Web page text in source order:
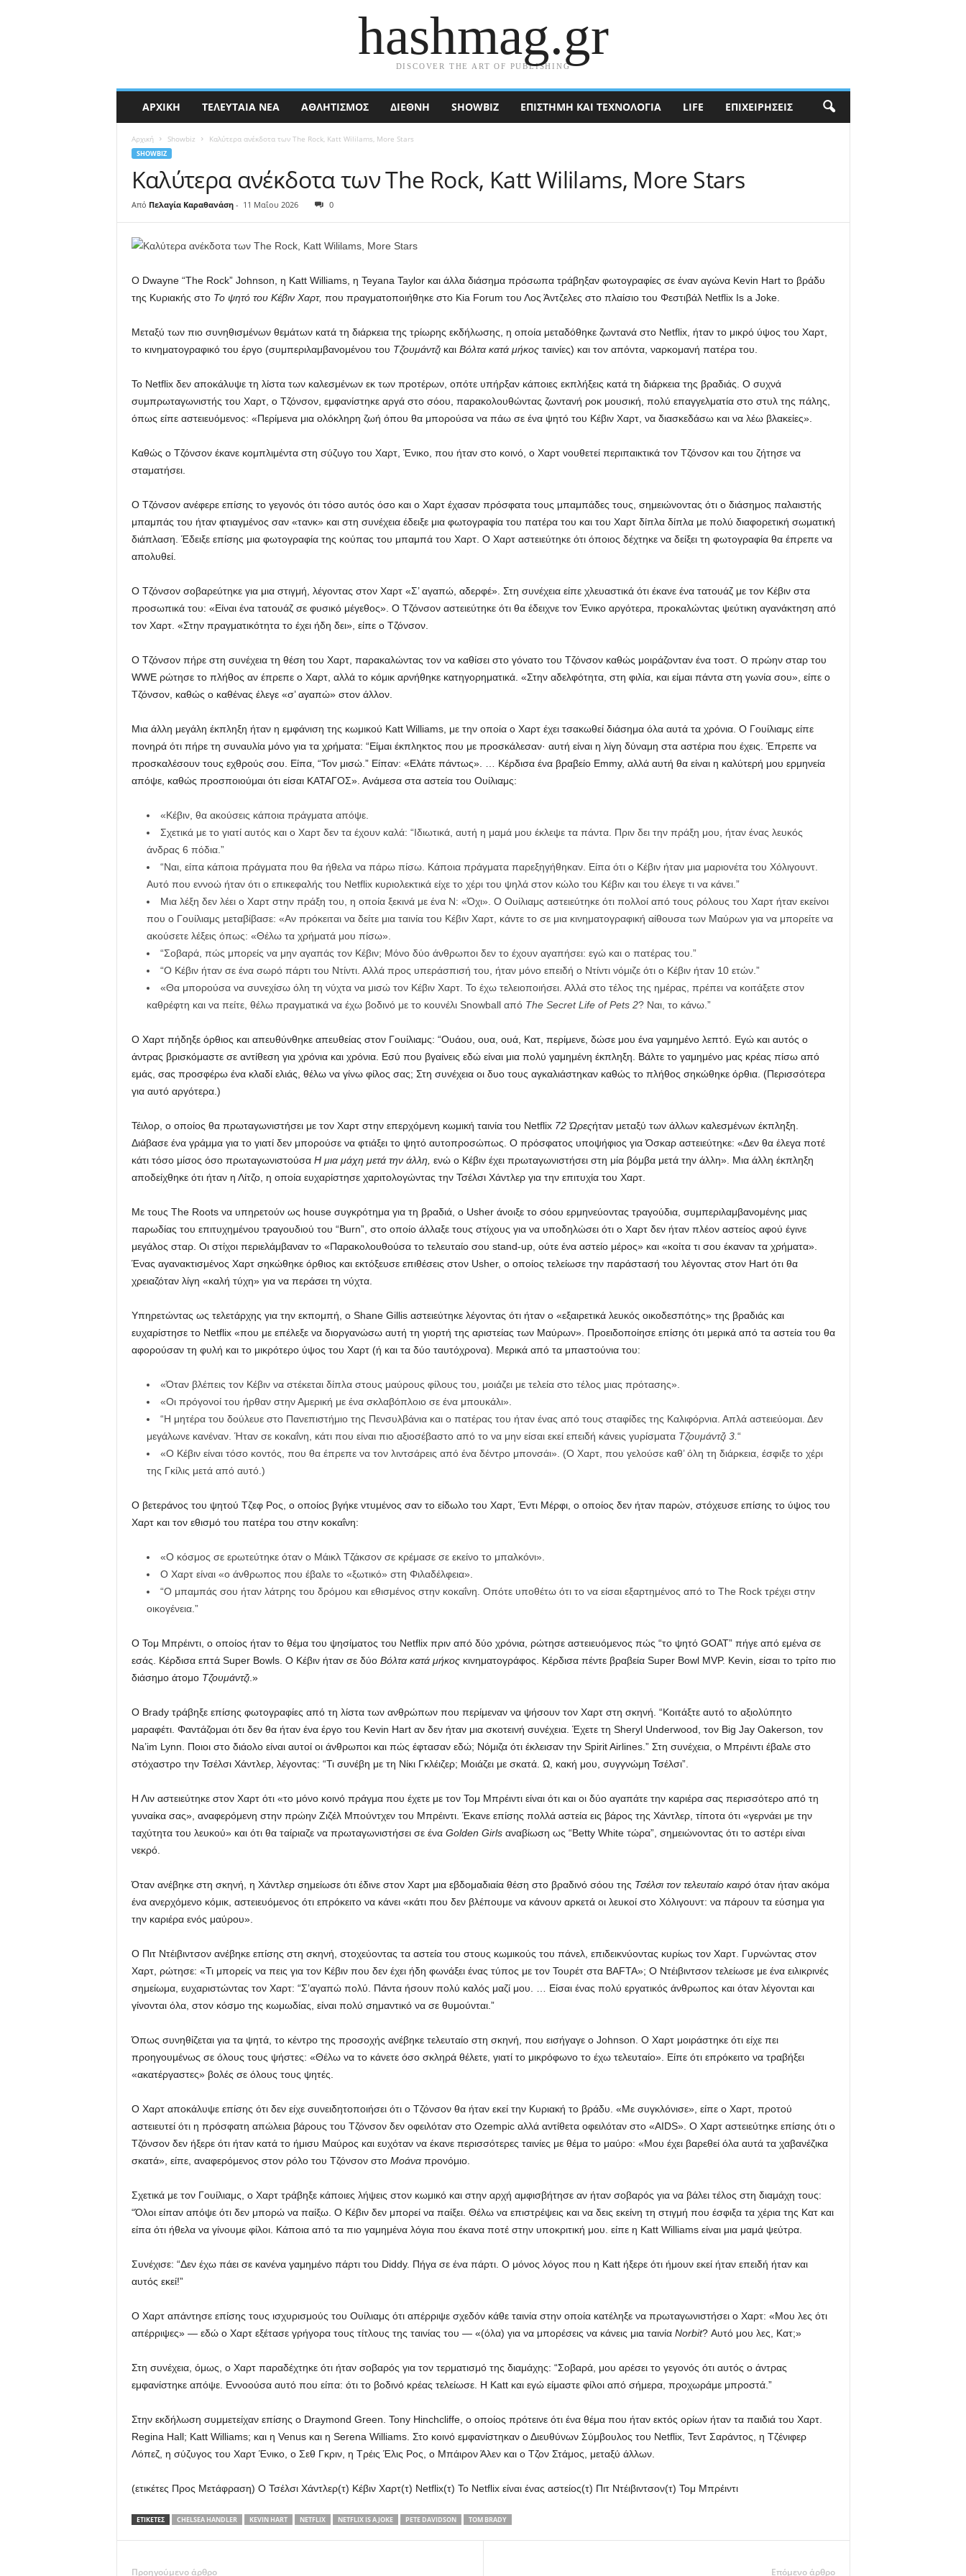
hashmag.gr
DISCOVER THE ART OF PUBLISHING
ΑΡΧΙΚΉ ΤΕΛΕΥΤΑΊΑ ΝΈΑ ΑΘΛΗΤΙΣΜΟΣ ΔΙΕΘΝΉ SHOWBIZ ΕΠΙΣΤΉΜΗ ΚΑΙ ΤΕΧΝΟΛΟΓΊΑ LIFE ΕΠΙΧΕΙΡΉΣΕΙΣ
Αρχική Showbiz Καλύτερα ανέκδοτα των The Rock, Katt Wililams, More Stars
SHOWBIZ
Καλύτερα ανέκδοτα των The Rock, Katt Wililams, More Stars
Από Πελαγία Καραθανάση - 11 Μαΐου 2026 0
Ο Dwayne “The Rock” Johnson, η Katt Williams, η Teyana Taylor και άλλα διάσημα πρόσωπα τράβηξαν φωτογραφίες σε έναν αγώνα Kevin Hart το βράδυ
της Κυριακής στο Το ψητό του Κέβιν Χαρτ, που πραγματοποιήθηκε στο Kia Forum του Λος Άντζελες στο πλαίσιο του Φεστιβάλ Netflix Is a Joke.
Μεταξύ των πιο συνηθισμένων θεμάτων κατά τη διάρκεια της τρίωρης εκδήλωσης, η οποία μεταδόθηκε ζωντανά στο Netflix, ήταν το μικρό ύψος του Χαρτ,
το κινηματογραφικό του έργο (συμπεριλαμβανομένου του Τζουμάντζικαι Βόλτα κατά μήκοςταινίες) και τον απόντα, ναρκομανή πατέρα του.
Το Netflix δεν αποκάλυψε τη λίστα των καλεσμένων εκ των προτέρων, οπότε υπήρξαν κάποιες εκπλήξεις κατά τη διάρκεια της βραδιάς. Ο συχνά
συμπρωταγωνιστής του Χαρτ, ο Τζόνσον, εμφανίστηκε αργά στο σόου, παρακολουθώντας ζωντανή ροκ μουσική, πολύ επαγγελματία στο στυλ της πάλης,
όπως είπε αστειευόμενος: «Περίμενα μια ολόκληρη ζωή όπου θα μπορούσα να πάω σε ένα ψητό του Κέβιν Χαρτ, να διασκεδάσω και να λέω βλακείες».
Καθώς ο Τζόνσον έκανε κομπλιμέντα στη σύζυγο του Χαρτ, Ένικο, που ήταν στο κοινό, ο Χαρτ νουθετεί περιπαικτικά τον Τζόνσον και του ζήτησε να
σταματήσει.
Ο Τζόνσον ανέφερε επίσης το γεγονός ότι τόσο αυτός όσο και ο Χαρτ έχασαν πρόσφατα τους μπαμπάδες τους, σημειώνοντας ότι ο διάσημος παλαιστής
μπαμπάς του ήταν φτιαγμένος σαν «τανκ» και στη συνέχεια έδειξε μια φωτογραφία του πατέρα του και του Χαρτ δίπλα δίπλα με πολύ διαφορετική σωματική
διάπλαση. Έδειξε επίσης μια φωτογραφία της κούπας του μπαμπά του Χαρτ. Ο Χαρτ αστειεύτηκε ότι όποιος δέχτηκε να δείξει τη φωτογραφία θα έπρεπε να
απολυθεί.
Ο Τζόνσον σοβαρεύτηκε για μια στιγμή, λέγοντας στον Χαρτ «Σ’ αγαπώ, αδερφέ». Στη συνέχεια είπε χλευαστικά ότι έκανε ένα τατουάζ με τον Κέβιν στα
προσωπικά του: «Είναι ένα τατουάζ σε φυσικό μέγεθος». Ο Τζόνσον αστειεύτηκε ότι θα έδειχνε τον Ένικο αργότερα, προκαλώντας ψεύτικη αγανάκτηση από
τον Χαρτ. «Στην πραγματικότητα το έχει ήδη δει», είπε ο Τζόνσον.
Ο Τζόνσον πήρε στη συνέχεια τη θέση του Χαρτ, παρακαλώντας τον να καθίσει στο γόνατο του Τζόνσον καθώς μοιράζονταν ένα τοστ. Ο πρώην σταρ του
WWE ρώτησε το πλήθος αν έπρεπε ο Χαρτ, αλλά το κόμικ αρνήθηκε κατηγορηματικά. «Στην αδελφότητα, στη φιλία, και είμαι πάντα στη γωνία σου», είπε ο
Τζόνσον, καθώς ο καθένας έλεγε «σ’ αγαπώ» στον άλλον.
Μια άλλη μεγάλη έκπληξη ήταν η εμφάνιση της κωμικού Katt Williams, με την οποία ο Χαρτ έχει τσακωθεί διάσημα όλα αυτά τα χρόνια. Ο Γουίλιαμς είπε
πονηρά ότι πήρε τη συναυλία μόνο για τα χρήματα: “Είμαι έκπληκτος που με προσκάλεσαν· αυτή είναι η λίγη δύναμη στα αστέρια που έχεις. Έπρεπε να
προσκαλέσουν τους εχθρούς σου. Είπα, “Τον μισώ.” Είπαν: «Ελάτε πάντως». … Κέρδισα ένα βραβείο Emmy, αλλά αυτή θα είναι η καλύτερή μου ερμηνεία
απόψε, καθώς προσποιούμαι ότι είσαι ΚΑΤΑΓΟΣ». Ανάμεσα στα αστεία του Ουίλιαμς:
«Κέβιν, θα ακούσεις κάποια πράγματα απόψε.
Σχετικά με το γιατί αυτός και ο Χαρτ δεν τα έχουν καλά: “Ιδιωτικά, αυτή η μαμά μου έκλεψε τα πάντα. Πριν δει την πράξη μου, ήταν ένας λευκός
άνδρας 6 πόδια.”
“Ναι, είπα κάποια πράγματα που θα ήθελα να πάρω πίσω. Κάποια πράγματα παρεξηγήθηκαν. Είπα ότι ο Κέβιν ήταν μια μαριονέτα του Χόλιγουντ.
Αυτό που εννοώ ήταν ότι ο επικεφαλής του Netflix κυριολεκτικά είχε το χέρι του ψηλά στον κώλο του Κέβιν και του έλεγε τι να κάνει.”
Μια λέξη δεν λέει ο Χαρτ στην πράξη του, η οποία ξεκινά με ένα Ν: «Όχι». Ο Ουίλιαμς αστειεύτηκε ότι πολλοί από τους ρόλους του Χαρτ ήταν εκείνοι
που ο Γουίλιαμς μεταβίβασε: «Αν πρόκειται να δείτε μια ταινία του Κέβιν Χαρτ, κάντε το σε μια κινηματογραφική αίθουσα των Μαύρων για να μπορείτε να
ακούσετε λέξεις όπως: «Θέλω τα χρήματά μου πίσω».
“Σοβαρά, πώς μπορείς να μην αγαπάς τον Κέβιν; Μόνο δύο άνθρωποι δεν το έχουν αγαπήσει: εγώ και ο πατέρας του.”
“Ο Κέβιν ήταν σε ένα σωρό πάρτι του Ντίντι. Αλλά προς υπεράσπισή του, ήταν μόνο επειδή ο Ντίντι νόμιζε ότι ο Κέβιν ήταν 10 ετών.”
«Θα μπορούσα να συνεχίσω όλη τη νύχτα να μισώ τον Κέβιν Χαρτ. Το έχω τελειοποιήσει. Αλλά στο τέλος της ημέρας, πρέπει να κοιτάξετε στον
καθρέφτη και να πείτε, θέλω πραγματικά να έχω βοδινό με το κουνέλι Snowball από The Secret Life of Pets 2? Ναι, το κάνω.”
Ο Χαρτ πήδηξε όρθιος και απευθύνθηκε απευθείας στον Γουίλιαμς: “Ουάου, ουα, ουά, Κατ, περίμενε, δώσε μου ένα γαμημένο λεπτό. Εγώ και αυτός ο
άντρας βρισκόμαστε σε αντίθεση για χρόνια και χρόνια. Εσύ που βγαίνεις εδώ είναι μια πολύ γαμημένη έκπληξη. Βάλτε το γαμημένο μας κρέας πίσω από
εμάς, σας προσφέρω ένα κλαδί ελιάς, θέλω να γίνω φίλος σας; Στη συνέχεια οι δυο τους αγκαλιάστηκαν καθώς το πλήθος σηκώθηκε όρθια. (Περισσότερα
για αυτό αργότερα.)
Τέιλορ, ο οποίος θα πρωταγωνιστήσει με τον Χαρτ στην επερχόμενη κωμική ταινία του Netflix 72 Ώρεςήταν μεταξύ των άλλων καλεσμένων έκπληξη.
Διάβασε ένα γράμμα για το γιατί δεν μπορούσε να φτιάξει το ψητό αυτοπροσώπως. Ο πρόσφατος υποψήφιος για Όσκαρ αστειεύτηκε: «Δεν θα έλεγα ποτέ
κάτι τόσο μίσος όσο πρωταγωνιστούσα Η μια μάχη μετά την άλλη, ενώ ο Κέβιν έχει πρωταγωνιστήσει στη μία βόμβα μετά την άλλη». Μια άλλη έκπληξη
αποδείχθηκε ότι ήταν η Λίτζο, η οποία ευχαρίστησε χαριτολογώντας την Τσέλσι Χάντλερ για την επιτυχία του Χαρτ.
Με τους The Roots να υπηρετούν ως house συγκρότημα για τη βραδιά, ο Usher άνοιξε το σόου ερμηνεύοντας τραγούδια, συμπεριλαμβανομένης μιας
παρωδίας του επιτυχημένου τραγουδιού του “Burn”, στο οποίο άλλαξε τους στίχους για να υποδηλώσει ότι ο Χαρτ δεν ήταν πλέον αστείος αφού έγινε
μεγάλος σταρ. Οι στίχοι περιελάμβαναν το «Παρακολουθούσα το τελευταίο σου stand-up, ούτε ένα αστείο μέρος» και «κοίτα τι σου έκαναν τα χρήματα».
Ένας αγανακτισμένος Χαρτ σηκώθηκε όρθιος και εκτόξευσε επιθέσεις στον Usher, ο οποίος τελείωσε την παράστασή του λέγοντας στον Hart ότι θα
χρειαζόταν λίγη «καλή τύχη» για να περάσει τη νύχτα.
Υπηρετώντας ως τελετάρχης για την εκπομπή, ο Shane Gillis αστειεύτηκε λέγοντας ότι ήταν ο «εξαιρετικά λευκός οικοδεσπότης» της βραδιάς και
ευχαρίστησε το Netflix «που με επέλεξε να διοργανώσω αυτή τη γιορτή της αριστείας των Μαύρων». Προειδοποίησε επίσης ότι μερικά από τα αστεία του θα
αφορούσαν τη φυλή και το μικρότερο ύψος του Χαρτ (ή και τα δύο ταυτόχρονα). Μερικά από τα μπαστούνια του:
«Όταν βλέπεις τον Κέβιν να στέκεται δίπλα στους μαύρους φίλους του, μοιάζει με τελεία στο τέλος μιας πρότασης».
«Οι πρόγονοί του ήρθαν στην Αμερική με ένα σκλαβόπλοιο σε ένα μπουκάλι».
“Η μητέρα του δούλευε στο Πανεπιστήμιο της Πενσυλβάνια και ο πατέρας του ήταν ένας από τους σταφίδες της Καλιφόρνια. Απλά αστειεύομαι. Δεν
μεγάλωνε κανέναν. Ήταν σε κοκαΐνη, κάτι που είναι πιο αξιοσέβαστο από το να μην είσαι εκεί επειδή κάνεις γυρίσματα Τζουμάντζι 3. “
«Ο Κέβιν είναι τόσο κοντός, που θα έπρεπε να τον λιντσάρεις από ένα δέντρο μπονσάι». (Ο Χαρτ, που γελούσε καθ’ όλη τη διάρκεια, έσφιξε το χέρι
της Γκίλις μετά από αυτό.)
Ο βετεράνος του ψητού Τζεφ Ρος, ο οποίος βγήκε ντυμένος σαν το είδωλο του Χαρτ, Έντι Μέρφι, ο οποίος δεν ήταν παρών, στόχευσε επίσης το ύψος του
Χαρτ και τον εθισμό του πατέρα του στην κοκαΐνη:
«Ο κόσμος σε ερωτεύτηκε όταν ο Μάικλ Τζάκσον σε κρέμασε σε εκείνο το μπαλκόνι».
Ο Χαρτ είναι «ο άνθρωπος που έβαλε το «ξωτικό» στη Φιλαδέλφεια».
“Ο μπαμπάς σου ήταν λάτρης του δρόμου και εθισμένος στην κοκαΐνη. Οπότε υποθέτω ότι το να είσαι εξαρτημένος από το The Rock τρέχει στην
οικογένεια.”
Ο Τομ Μπρέιντι, ο οποίος ήταν το θέμα του ψησίματος του Netflix πριν από δύο χρόνια, ρώτησε αστειευόμενος πώς “το ψητό GOAT” πήγε από εμένα σε
εσάς. Κέρδισα επτά Super Bowls. Ο Κέβιν ήταν σε δύο Βόλτα κατά μήκος κινηματογράφος. Κέρδισα πέντε βραβεία Super Bowl MVP. Kevin, είσαι το τρίτο πιο
διάσημο άτομο Τζουμάντζι.»
Ο Brady τράβηξε επίσης φωτογραφίες από τη λίστα των ανθρώπων που περίμεναν να ψήσουν τον Χαρτ στη σκηνή. “Κοιτάξτε αυτό το αξιολύπητο
μαραφέτι. Φαντάζομαι ότι δεν θα ήταν ένα έργο του Kevin Hart αν δεν ήταν μια σκοτεινή συνέχεια. Έχετε τη Sheryl Underwood, τον Big Jay Oakerson, τον
Na’im Lynn. Ποιοι στο διάολο είναι αυτοί οι άνθρωποι και πώς έφτασαν εδώ; Νόμιζα ότι έκλεισαν την Spirit Airlines.” Στη συνέχεια, ο Μπρέιντι έβαλε στο
στόχαστρο την Τσέλσι Χάντλερ, λέγοντας: “Τι συνέβη με τη Νίκι Γκλέιζερ; Μοιάζει με σκατά. Ω, κακή μου, συγγνώμη Τσέλσι”.
Η Λιν αστειεύτηκε στον Χαρτ ότι «το μόνο κοινό πράγμα που έχετε με τον Τομ Μπρέιντι είναι ότι και οι δύο αγαπάτε την καριέρα σας περισσότερο από τη
γυναίκα σας», αναφερόμενη στην πρώην Ζιζέλ Μπούντχεν του Μπρέιντι. Έκανε επίσης πολλά αστεία εις βάρος της Χάντλερ, τίποτα ότι «γερνάει με την
ταχύτητα του λευκού» και ότι θα ταίριαζε να πρωταγωνιστήσει σε ένα Golden Girlsαναβίωση ως “Betty White τώρα”, σημειώνοντας ότι το αστέρι είναι
νεκρό.
Όταν ανέβηκε στη σκηνή, η Χάντλερ σημείωσε ότι έδινε στον Χαρτ μια εβδομαδιαία θέση στο βραδινό σόου της Τσέλσι τον τελευταίο καιρόόταν ήταν ακόμα
ένα ανερχόμενο κόμικ, αστειευόμενος ότι επρόκειτο να κάνει «κάτι που δεν βλέπουμε να κάνουν αρκετά οι λευκοί στο Χόλιγουντ: να πάρουν τα εύσημα για
την καριέρα ενός μαύρου».
Ο Πιτ Ντέιβιντσον ανέβηκε επίσης στη σκηνή, στοχεύοντας τα αστεία του στους κωμικούς του πάνελ, επιδεικνύοντας κυρίως τον Χαρτ. Γυρνώντας στον
Χαρτ, ρώτησε: «Τι μπορείς να πεις για τον Κέβιν που δεν έχει ήδη φωνάξει ένας τύπος με τον Τουρέτ στα BAFTA»; Ο Ντέιβιντσον τελείωσε με ένα ειλικρινές
σημείωμα, ευχαριστώντας τον Χαρτ: “Σ’αγαπώ πολύ. Πάντα ήσουν πολύ καλός μαζί μου. … Είσαι ένας πολύ εργατικός άνθρωπος και όταν λέγονται και
γίνονται όλα, στον κόσμο της κωμωδίας, είναι πολύ σημαντικό να σε θυμούνται.”
Όπως συνηθίζεται για τα ψητά, το κέντρο της προσοχής ανέβηκε τελευταίο στη σκηνή, που εισήγαγε ο Johnson. Ο Χαρτ μοιράστηκε ότι είχε πει
προηγουμένως σε όλους τους ψήστες: «Θέλω να το κάνετε όσο σκληρά θέλετε, γιατί το μικρόφωνο το έχω τελευταίο». Είπε ότι επρόκειτο να τραβήξει
«ακατέργαστες» βολές σε όλους τους ψητές.
Ο Χαρτ αποκάλυψε επίσης ότι δεν είχε συνειδητοποιήσει ότι ο Τζόνσον θα ήταν εκεί την Κυριακή το βράδυ. «Με συγκλόνισε», είπε ο Χαρτ, προτού
αστειευτεί ότι η πρόσφατη απώλεια βάρους του Τζόνσον δεν οφειλόταν στο Ozempic αλλά αντίθετα οφειλόταν στο «AIDS». Ο Χαρτ αστειεύτηκε επίσης ότι ο
Τζόνσον δεν ήξερε ότι ήταν κατά το ήμισυ Μαύρος και ευχόταν να έκανε περισσότερες ταινίες με θέμα το μαύρο: «Μου έχει βαρεθεί όλα αυτά τα χαβανέζικα
σκατά», είπε, αναφερόμενος στον ρόλο του Τζόνσον στο Μοάναπρονόμιο.
Σχετικά με τον Γουίλιαμς, ο Χαρτ τράβηξε κάποιες λήψεις στον κωμικό και στην αρχή αμφισβήτησε αν ήταν σοβαρός για να βάλει τέλος στη διαμάχη τους:
“Όλοι είπαν απόψε ότι δεν μπορώ να παίξω. Ο Κέβιν δεν μπορεί να παίξει. Θέλω να επιστρέψεις και να δεις εκείνη τη στιγμή που έσφιξα τα χέρια της Κατ και
είπα ότι ήθελα να γίνουμε φίλοι. Κάποια από τα πιο γαμημένα λόγια που έκανα ποτέ στην υποκριτική μου. είπε η Katt Williams είναι μια μαμά ψεύτρα.
Συνέχισε: “Δεν έχω πάει σε κανένα γαμημένο πάρτι του Diddy. Πήγα σε ένα πάρτι. Ο μόνος λόγος που η Katt ήξερε ότι ήμουν εκεί ήταν επειδή ήταν και
αυτός εκεί!”
Ο Χαρτ απάντησε επίσης τους ισχυρισμούς του Ουίλιαμς ότι απέρριψε σχεδόν κάθε ταινία στην οποία κατέληξε να πρωταγωνιστήσει ο Χαρτ: «Μου λες ότι
απέρριψες» — εδώ ο Χαρτ εξέτασε γρήγορα τους τίτλους της ταινίας του — «(όλα) για να μπορέσεις να κάνεις μια ταινία Norbit? Αυτό μου λες, Κατ;»
Στη συνέχεια, όμως, ο Χαρτ παραδέχτηκε ότι ήταν σοβαρός για τον τερματισμό της διαμάχης: “Σοβαρά, μου αρέσει το γεγονός ότι αυτός ο άντρας
εμφανίστηκε απόψε. Εννοούσα αυτό που είπα: ότι το βοδινό κρέας τελείωσε. Η Katt και εγώ είμαστε φίλοι από σήμερα, προχωράμε μπροστά.”
Στην εκδήλωση συμμετείχαν επίσης ο Draymond Green. Tony Hinchcliffe, ο οποίος πρότεινε ότι ένα θέμα που ήταν εκτός ορίων ήταν τα παιδιά του Χαρτ.
Regina Hall; Katt Williams; και η Venus και η Serena Williams. Στο κοινό εμφανίστηκαν ο Διευθύνων Σύμβουλος του Netflix, Τεντ Σαράντος, η Τζένιφερ
Λόπεζ, η σύζυγος του Χαρτ Ένικο, ο Σεθ Γκριν, η Τρέις Έλις Ρος, ο Μπάιρον Άλεν και ο Τζον Στάμος, μεταξύ άλλων.
(ετικέτες Προς Μετάφραση) Ο Τσέλσι Χάντλερ(τ) Κέβιν Χαρτ(τ) Netflix(τ) Το Netflix είναι ένας αστείος(τ) Πιτ Ντέιβιντσον(τ) Τομ Μπρέιντι
ΕΤΙΚΕΤΕΣ CHELSEA HANDLER KEVIN HART NETFLIX NETFLIX IS A JOKE PETE DAVIDSON TOM BRADY
Προηγούμενο άρθρο Επόμενο άρθρο